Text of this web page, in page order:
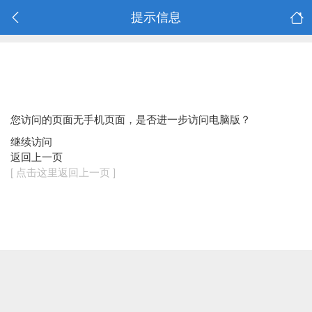
提示信息
您访问的页面无手机页面，是否进一步访问电脑版？
继续访问
返回上一页
[ 点击这里返回上一页 ]